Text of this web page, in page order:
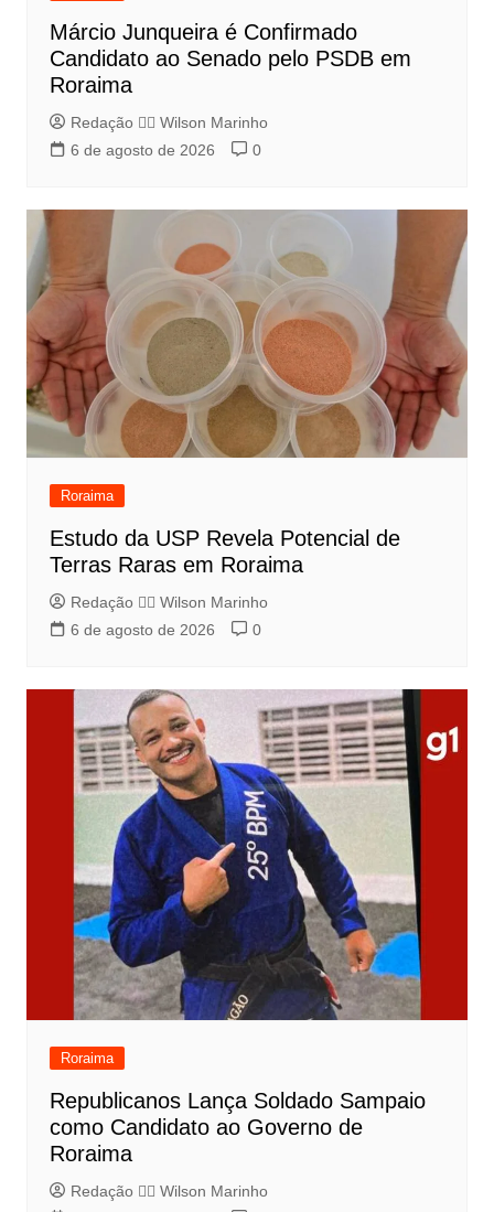
Márcio Junqueira é Confirmado
Candidato ao Senado pelo PSDB em
Roraima
Redação 👨‍⚖️​ Wilson Marinho
6 de agosto de 2026
0
Roraima
Estudo da USP Revela Potencial de
Terras Raras em Roraima
Redação 👨‍⚖️​ Wilson Marinho
6 de agosto de 2026
0
Roraima
Republicanos Lança Soldado Sampaio
como Candidato ao Governo de
Roraima
Redação 👨‍⚖️​ Wilson Marinho